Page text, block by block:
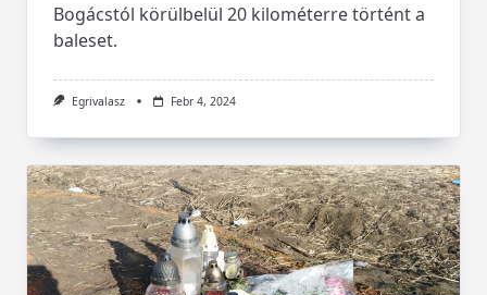
Bogácstól körülbelül 20 kilométerre történt a
baleset.
Egrivalasz Febr 4, 2024